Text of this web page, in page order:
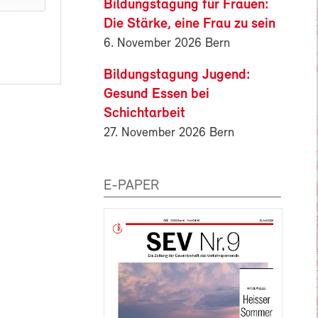
Bildungstagung für Frauen:
Die Stärke, eine Frau zu sein
6. November 2026 Bern
Bildungstagung Jugend:
Gesund Essen bei
Schichtarbeit
27. November 2026 Bern
E-PAPER